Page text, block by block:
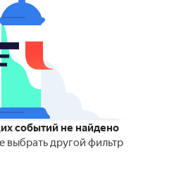
событий не найдено
выбрать другой фильтр